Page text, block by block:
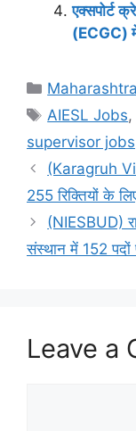
एक्सपोर्ट
(ECGC) में
Categories
Tags
AIESL Jobs,
supervisor jobs
(Karagruh
255 रिक्तियों के
(NIESBUD)
संस्थान में 152 पदों
Leave a